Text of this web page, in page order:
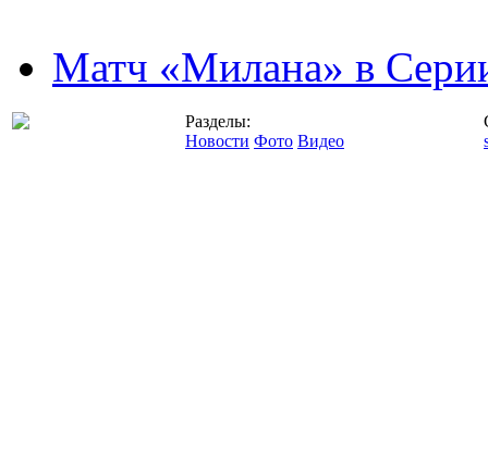
Матч «Милана» в
Разделы:
Новости Фото Видео